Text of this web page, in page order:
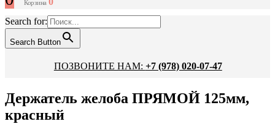
Корзина
Search for:
Search Button
ПОЗВОНИТЕ НАМ: +7 (978) 020-07-47
Держатель желоба ПРЯМОЙ 125мм,
красный